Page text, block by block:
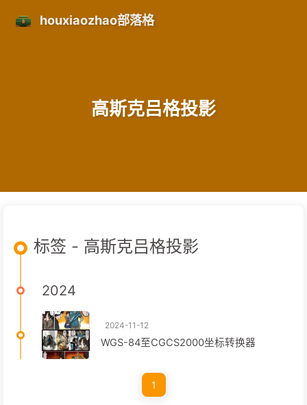
houxiaozhao部落格
高斯克吕格投影
标签 - 高斯克吕格投影
2024
2024-11-12
WGS-84至CGCS2000坐标转换器
1